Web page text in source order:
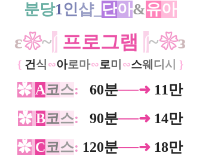
분당1인샵_ 단아&유아
ε❀~∫ 프로그램 ∫~❀з
{ 건식∽아로마∽로미 ∽스웨 디 시 }
✿ A코스: 60분──➜ 11만
✿ B코스: 90분──➜14만
✿ C코스: 120분──➜ 18만